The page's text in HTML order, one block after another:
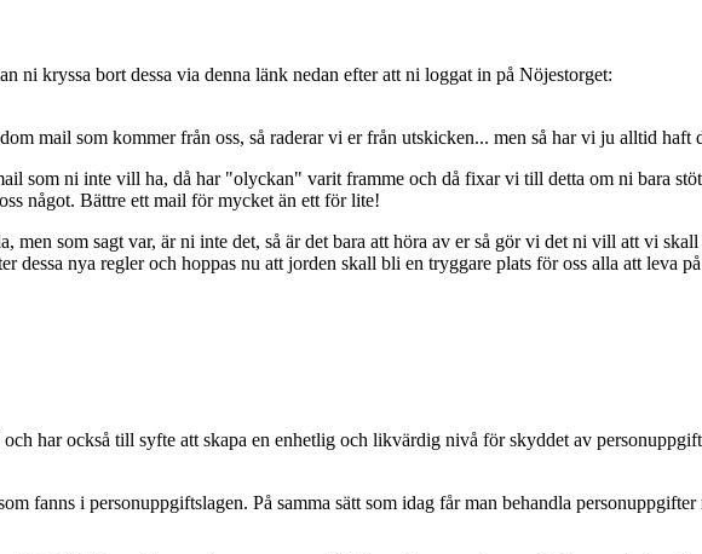
ni kryssa bort dessa via denna länk nedan efter att ni loggat in på Nöjestorget:
mail som kommer från oss, så raderar vi er från utskicken... men så har vi ju alltid haft
som ni inte vill ha, då har "olyckan" varit framme och då fixar vi till detta om ni bara
något. Bättre ett mail för mycket än ett för lite!
men som sagt var, är ni inte det, så är det bara att höra av er så gör vi det ni vill att vi
dessa nya regler och hoppas nu att jorden skall bli en tryggare plats för oss alla att leva
har också till syfte att skapa en enhetlig och likvärdig nivå för skyddet av
fanns i personuppgiftslagen. På samma sätt som idag får man behandla